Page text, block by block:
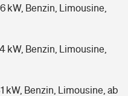
kW, Benzin, Limousine,
kW, Benzin, Limousine,
kW, Benzin, Limousine, ab